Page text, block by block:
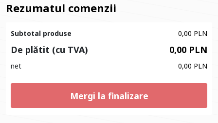
Rezumatul comenzii
Subtotal produse 0,00 PLN
De plătit (cu TVA) 0,00 PLN
net 0,00 PLN
Mergi la finalizare